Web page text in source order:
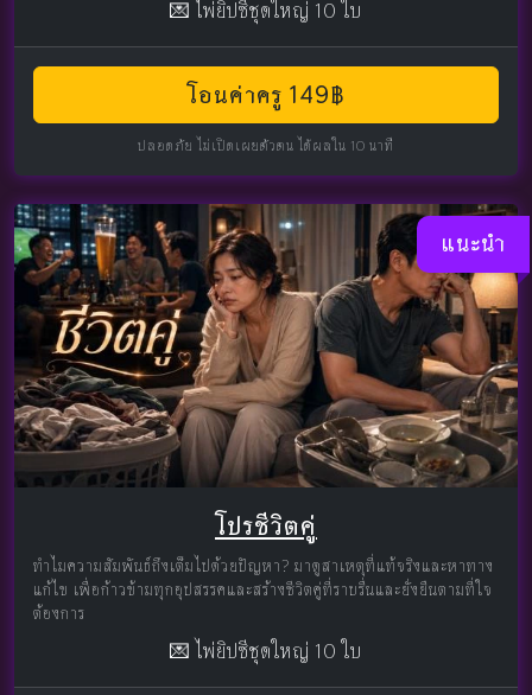
💌 ไพ่ยิปซีชุดใหญ่ 10 ใบ
โอนค่าครู 149฿
ปลอดภัย ไม่เปิดเผยตัวตน ได้ผลใน 10 นาที
แนะนำ
โปรชีวิตคู่
ทำไมความสัมพันธ์ถึงเต็มไปด้วยปัญหา? มาดูสาเหตุที่แท้จริงและหาทาง
แก้ไข เพื่อก้าวข้ามทุกอุปสรรคและสร้างชีวิตคู่ที่ราบรื่นและยั่งยืนตามที่ใจ
ต้องการ
💌 ไพ่ยิปซีชุดใหญ่ 10 ใบ